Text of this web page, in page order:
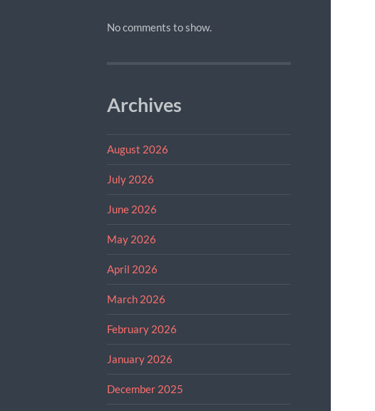
No comments to show.
Archives
August 2026
July 2026
June 2026
May 2026
April 2026
March 2026
February 2026
January 2026
December 2025